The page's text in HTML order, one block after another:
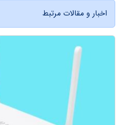
اخبار و مقالات مرتبط